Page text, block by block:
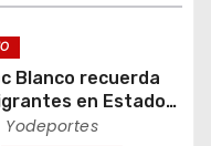
Blanco recuerda
en Estados
trabajadora
Yodeportes